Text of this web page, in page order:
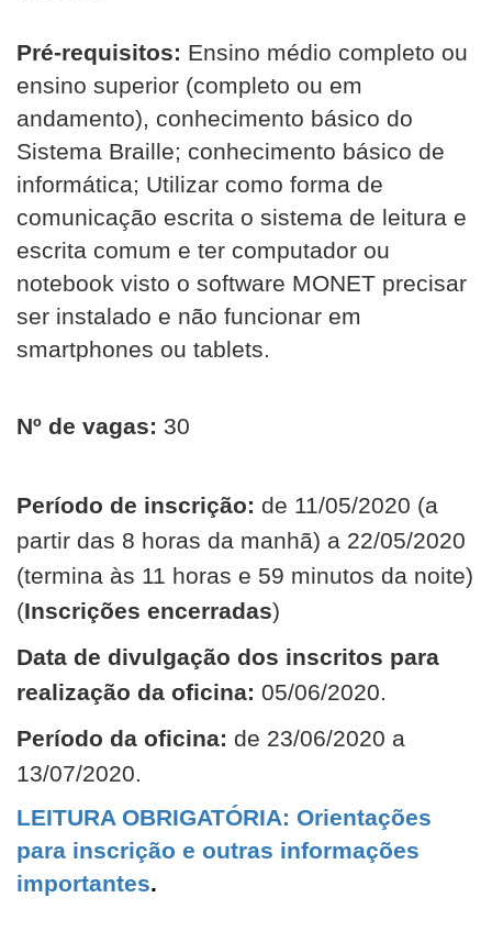
Pré-requisitos: Ensino médio completo ou
ensino superior (completo ou em
andamento), conhecimento básico do
Sistema Braille; conhecimento básico de
informática; Utilizar como forma de
comunicação escrita o sistema de leitura e
escrita comum e ter computador ou
notebook visto o software MONET precisar
ser instalado e não funcionar em
smartphones ou tablets.
Nº de vagas: 30
Período de inscrição: de 11/05/2020 (a
partir das 8 horas da manhã) a 22/05/2020
(termina às 11 horas e 59 minutos da noite)
(Inscrições encerradas)
Data de divulgação dos inscritos para
realização da oficina: 05/06/2020.
Período da oficina: de 23/06/2020 a
13/07/2020.
LEITURA OBRIGATÓRIA: Orientações
para inscrição e outras informações
importantes.